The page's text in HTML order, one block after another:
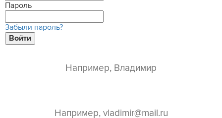
Пароль
Забыли пароль?
Войти